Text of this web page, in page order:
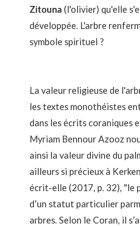
Zitouna (l'olivier) qu'elle
développée. L'arbre
symbole spirituel ?
La valeur religieuse de
les textes monothéistes
dans les écrits coraniques
Myriam Bennour Azooz
ainsi la valeur divine du
ailleurs si précieux à
écrit-elle (2017, p. 32), "le
d’un statut particulier
arbres. Selon le Coran, il